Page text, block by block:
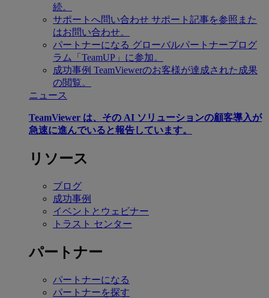
続。
サポートへ問い合わせ サポート記事を参照また
はお問い合わせ。
パートナーになる グローバルパートナープログ
ラム「TeamUP」に参加。
成功事例 TeamViewerのお客様が達成された成果
の閲覧。
ニュース
TeamViewer は、その AI ソリューションの顧客導入が
急速に進んでいると報告しています。
リソース
ブログ
成功事例
イベントとウェビナー
トラスト センター
パートナー
パートナーになる
パートナーを探す